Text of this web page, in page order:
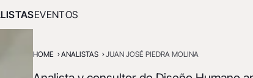
EVENTOS
HOME ANALISTAS JUAN JOSÉ PIEDRA MOLINA